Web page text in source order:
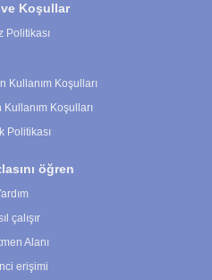
Koşullar
Politikası
Kullanım Koşulları
Koşulları
Politikası
öğren
çalışır
Alanı
erişimi